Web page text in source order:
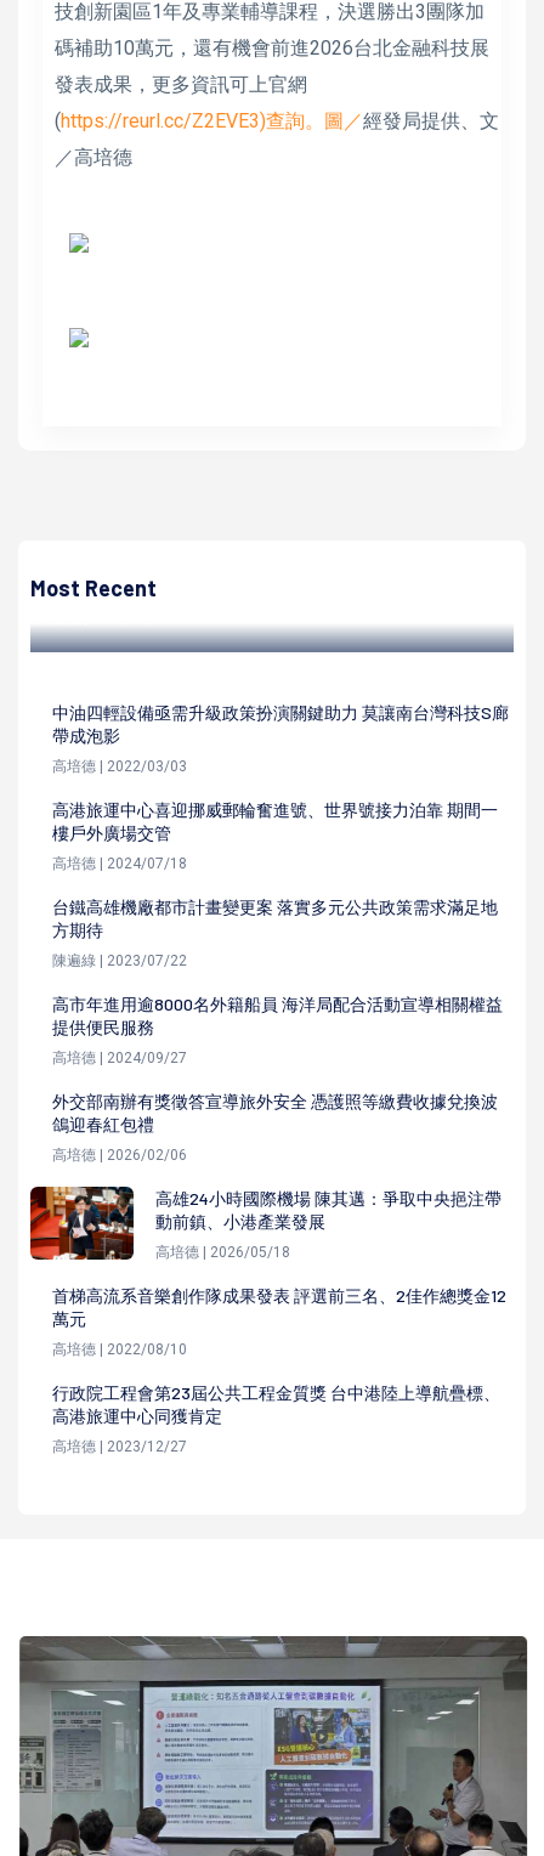
技創新園區1年及專業輔導課程，決選勝出3團隊加
碼補助10萬元，還有機會前進2026台北金融科技展
發表成果，更多資訊可上官網
(https://reurl.cc/Z2EVE3)查詢。圖／經發局提供、文
／高培德
Most Recent
眷屬照顧
中油四輕設備亟需升級政策扮演關鍵助力 莫讓南台灣科技S廊
帶成泡影
高培德 | 2022/03/03
高港旅運中心喜迎挪威郵輪奮進號、世界號接力泊靠 期間一
樓戶外廣場交管
高培德 | 2024/07/18
台鐵高雄機廠都市計畫變更案 落實多元公共政策需求滿足地
方期待
陳遍綠 | 2023/07/22
高市年進用逾8000名外籍船員 海洋局配合活動宣導相關權益
提供便民服務
高培德 | 2024/09/27
外交部南辦有獎徵答宣導旅外安全 憑護照等繳費收據兌換波
鴿迎春紅包禮
高培德 | 2026/02/06
高雄24小時國際機場 陳其邁：爭取中央挹注帶
動前鎮、小港產業發展
高培德 | 2026/05/18
首梯高流系音樂創作隊成果發表 評選前三名、2佳作總獎金12
萬元
高培德 | 2022/08/10
行政院工程會第23屆公共工程金質獎 台中港陸上導航疊標、
高港旅運中心同獲肯定
高培德 | 2023/12/27